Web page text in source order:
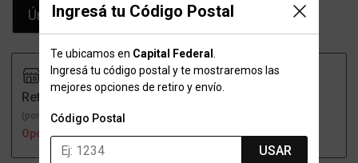
Ingresá tu Código Postal
Te ubicamos en Capital Federal
Ingresá tu código postal y te mostraremos las
mejores opciones de retiro y envío.
Código Postal
USAR
Único
Retiro
(por una sucursal)
Opción no disponible
Envío
Opción no disponible